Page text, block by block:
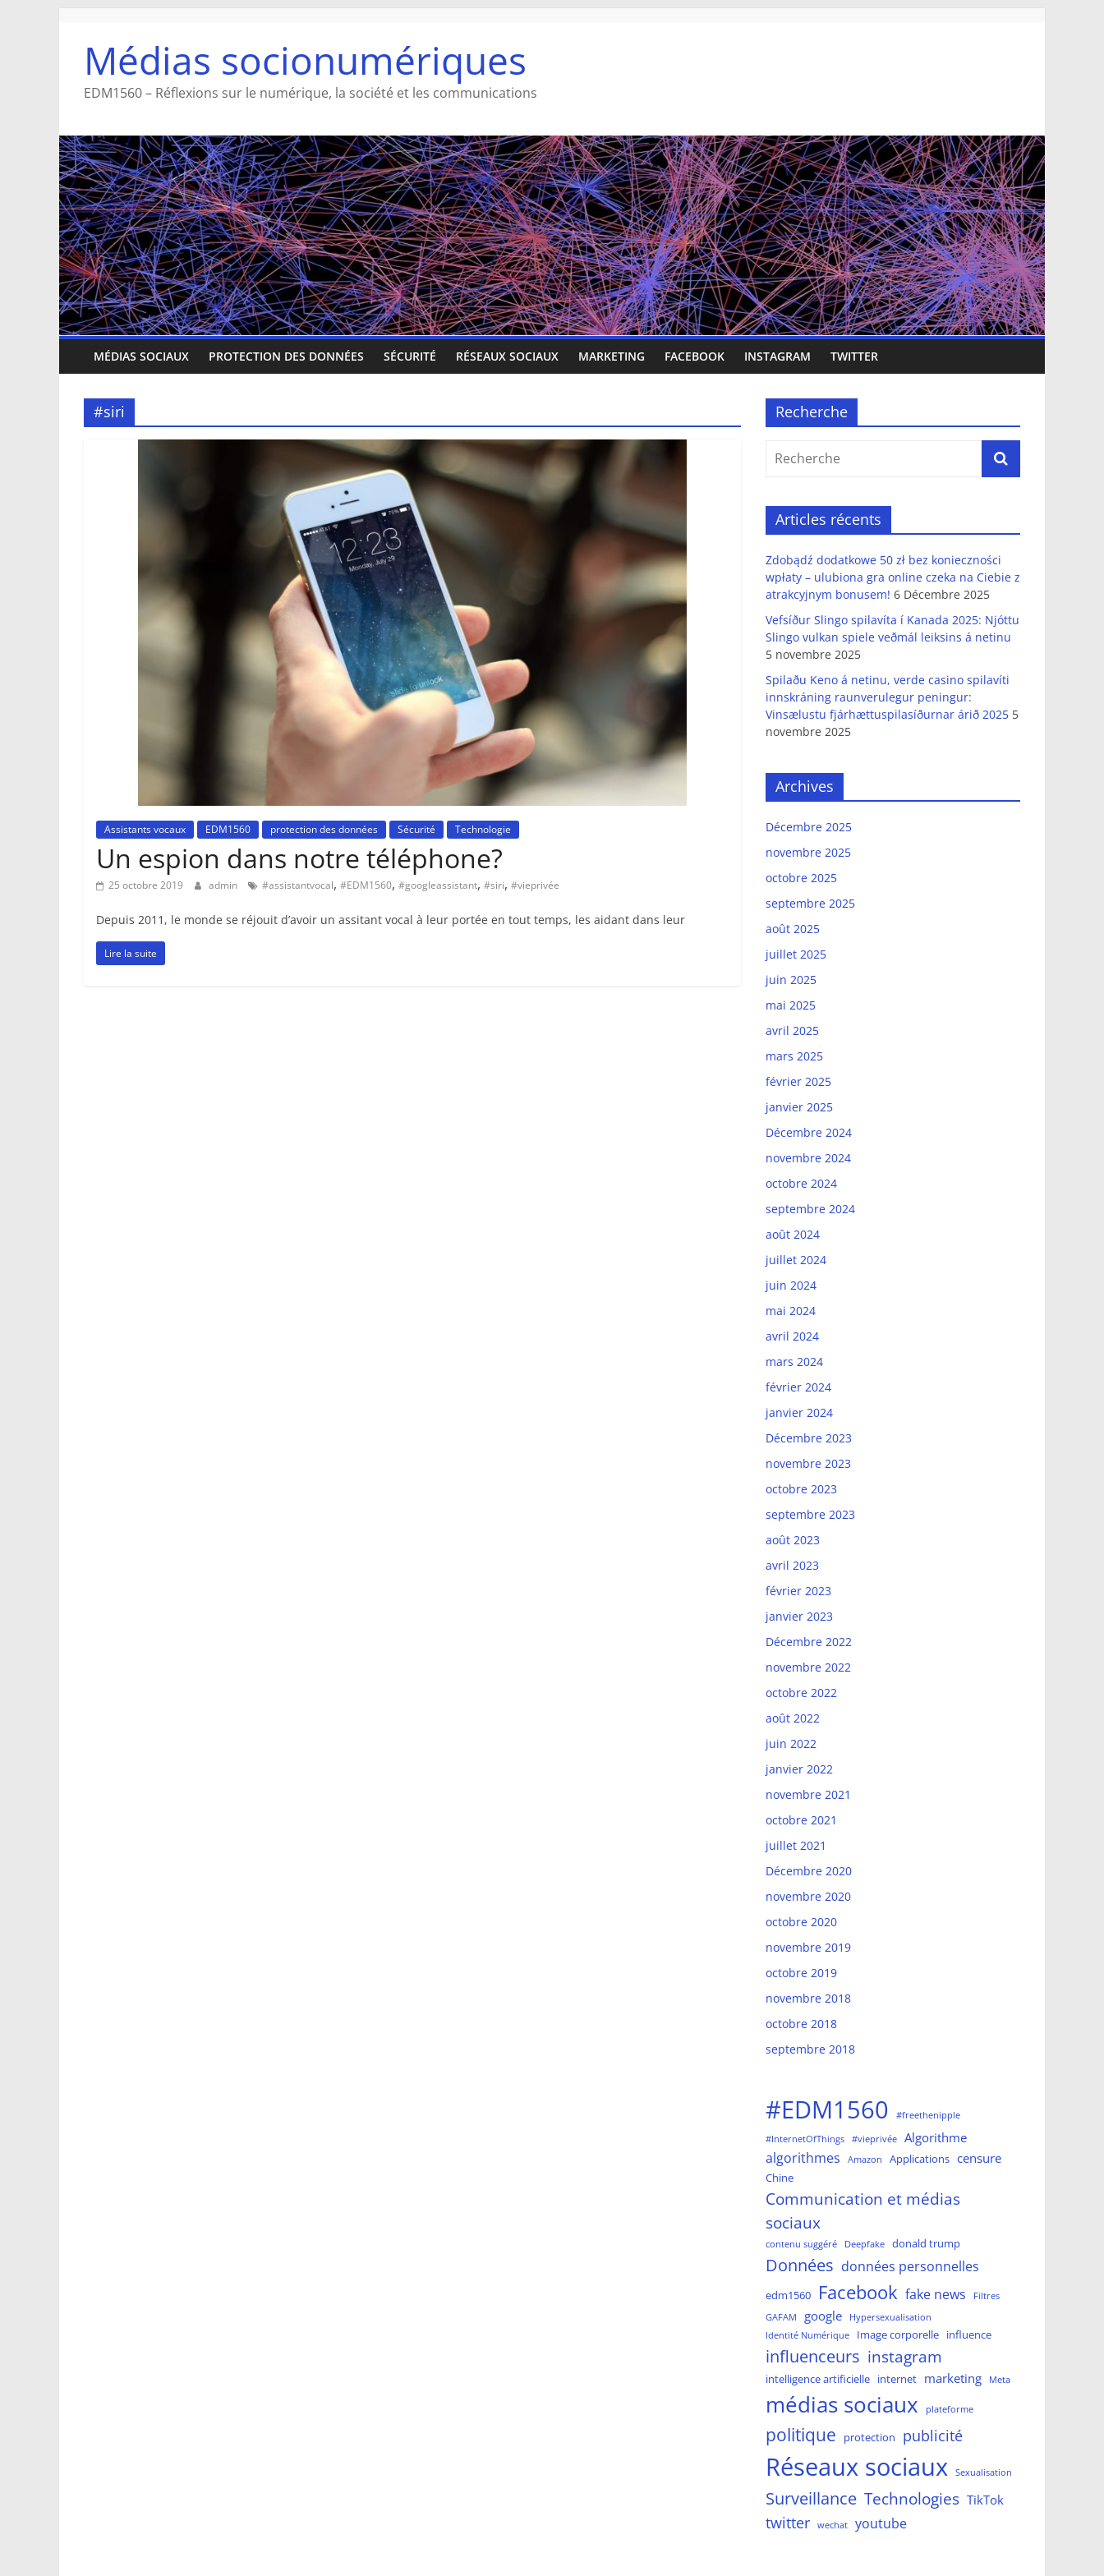
contenuMédias socionumériques
EDM1560 – Réflexions sur le numérique, la société et les communications
MÉDIAS SOCIAUX PROTECTION DES DONNÉES SÉCURITÉ RÉSEAUX SOCIAUX MARKETING FACEBOOK INSTAGRAM TWITTER
#siri
Assistants vocaux EDM1560 protection des données Sécurité Technologie
Un espion dans notre téléphone?
25 octobre 2019 admin #assistantvocal, #EDM1560, #googleassistant, #siri, #vieprivée
Depuis 2011, le monde se réjouit d’avoir un assitant vocal à leur portée en tout temps, les aidant dans leur
Lire la suite
Recherche
Articles récents
Zdobądź dodatkowe 50 zł bez konieczności
wpłaty – ulubiona gra online czeka na Ciebie z
atrakcyjnym bonusem! 6 Décembre 2025
Vefsíður Slingo spilavíta í Kanada 2025: Njóttu
Slingo vulkan spiele veðmál leiksins á netinu
5 novembre 2025
Spilaðu Keno á netinu, verde casino spilavíti
innskráning raunverulegur peningur:
Vinsælustu fjárhættuspilasíðurnar árið 2025 5
novembre 2025
Archives
Décembre 2025
novembre 2025
octobre 2025
septembre 2025
août 2025
juillet 2025
juin 2025
mai 2025
avril 2025
mars 2025
février 2025
janvier 2025
Décembre 2024
novembre 2024
octobre 2024
septembre 2024
août 2024
juillet 2024
juin 2024
mai 2024
avril 2024
mars 2024
février 2024
janvier 2024
Décembre 2023
novembre 2023
octobre 2023
septembre 2023
août 2023
avril 2023
février 2023
janvier 2023
Décembre 2022
novembre 2022
octobre 2022
août 2022
juin 2022
janvier 2022
novembre 2021
octobre 2021
juillet 2021
Décembre 2020
novembre 2020
octobre 2020
novembre 2019
octobre 2019
novembre 2018
octobre 2018
septembre 2018
#EDM1560 #freethenipple
#InternetOfThings #vieprivée Algorithme
algorithmes Amazon Applications censure
Chine
Communication et médias
sociaux
contenu suggéré Deepfake donald trump
Données données personnelles
edm1560 Facebook fake news
Filtres
GAFAM
google
Hypersexualisation
Identité Numérique
Image corporelle influence
influenceurs instagram
intelligence artificielle internet marketing Meta
médias sociaux plateforme
politique protection publicité
Réseaux sociaux Sexualisation
Surveillance Technologies TikTok
twitter wechat youtube